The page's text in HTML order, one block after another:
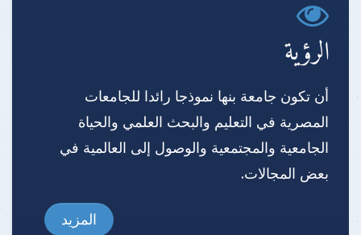
الرؤية
أن تكون جامعة بنها نموذجا رائدا للجامعات
المصرية في التعليم والبحث العلمي والحياة
الجامعية والمجتمعية والوصول إلى العالمية في
بعض المجالات.
المزيد